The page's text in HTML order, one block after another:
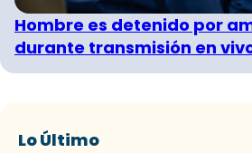
Hombre es detenido por
durante transmisión en
Lo Último